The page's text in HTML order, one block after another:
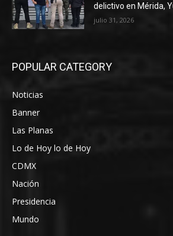
delictivo en Mérida,
julio 31, 2026
POPULAR CATEGORY
Noticias
Banner
Las Planas
Lo de Hoy lo de Hoy
CDMX
Nación
Presidencia
Mundo